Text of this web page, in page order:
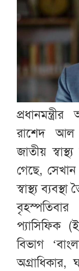
রাশেদ আল
জাতীয়
গেছে,
স্বাস্থ্য
প্যাসিফিক
বিভাগ